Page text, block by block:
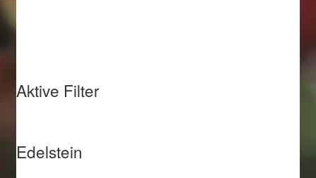
Aktive Filter
Edelstein